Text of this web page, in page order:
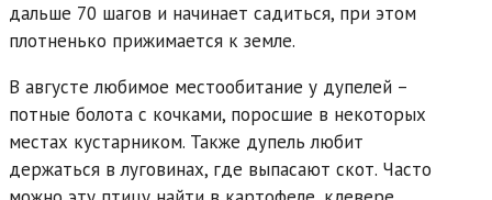
дальше 70 шагов и начинает садиться, при этом
плотненько прижимается к земле.
В августе любимое местообитание у дупелей –
потные болота с кочками, поросшие в некоторых
местах кустарником. Также дупель любит
держаться в луговинах, где выпасают скот. Часто